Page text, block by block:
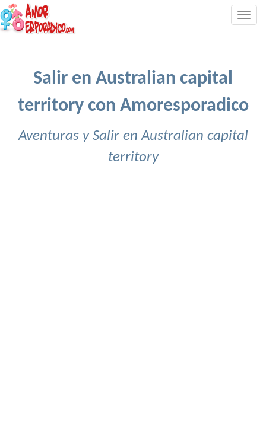
Salir en Australian capital
territory con Amoresporadico
Aventuras y Salir en Australian capital
territory